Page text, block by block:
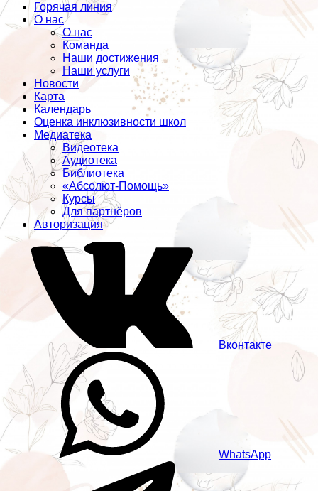
Горячая линия
О нас
О нас
Команда
Наши достижения
Наши услуги
Новости
Карта
Календарь
Оценка инклюзивности школ
Медиатека
Видеотека
Аудиотека
Библиотека
«Абсолют-Помощь»
Курсы
Для партнёров
Авторизация
Вконтакте
WhatsApp